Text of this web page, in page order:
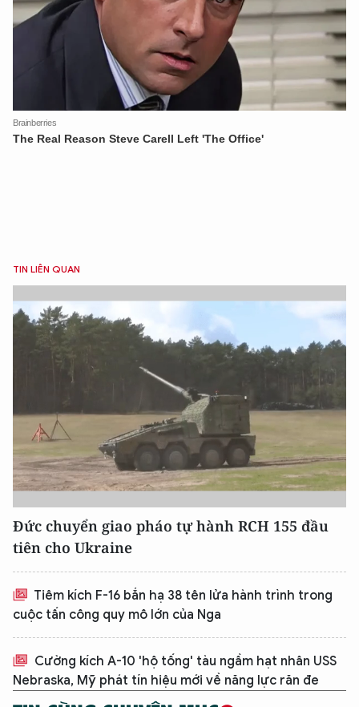
TIN LIÊN QUAN
Đức chuyển giao pháo tự hành RCH 155 đầu
tiên cho Ukraine
Tiêm kích F-16 bắn hạ 38 tên lửa hành trình trong
cuộc tấn công quy mô lớn của Nga
Cường kích A-10 'hộ tống' tàu ngầm hạt nhân USS
Nebraska, Mỹ phát tín hiệu mới về năng lực răn đe